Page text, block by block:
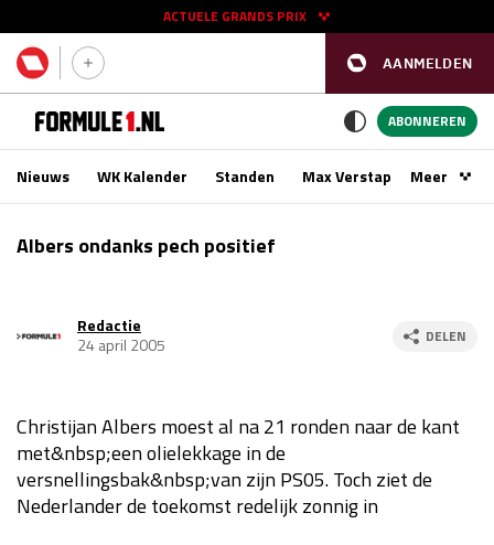
AANMELDEN
ACTUELE GRANDS PRIX
11 - 13 sep
Race
Kwalificatie
vr 14:00 - 15:00
Race
za 13:00 - 15:00
GP SINGAPORE 2026 09 - 11 okt
Kwalificatie
za 15:00 - 16:00
Race
ABONNEREN
Nieuws WK Kalender Standen Max VerstappenMeer
Albers ondanks pech positief
Redactie
24 april 2005
DELEN
Christijan Albers moest al na 21 ronden naar de kant
met&nbsp;een olielekkage in de
versnellingsbak&nbsp;van zijn PS05. Toch ziet de
Nederlander de toekomst redelijk zonnig in